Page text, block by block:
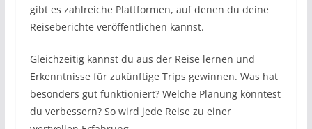
gibt es zahlreiche Plattformen, auf denen du deine
Reiseberichte veröffentlichen kannst.
Gleichzeitig kannst du aus der Reise lernen und
Erkenntnisse für zukünftige Trips gewinnen. Was hat
besonders gut funktioniert? Welche Planung könntest
du verbessern? So wird jede Reise zu einer